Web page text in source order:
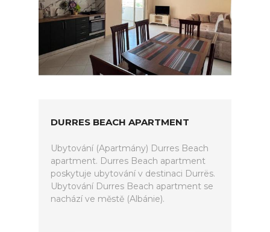
DURRES BEACH APARTMENT
Ubytování (Apartmány) Durres Beach
apartment. Durres Beach apartment
poskytuje ubytování v destinaci Durrës.
Ubytování Durres Beach apartment se
nachází ve městě (Albánie).